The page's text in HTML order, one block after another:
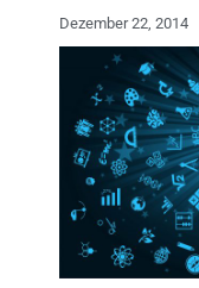
Dezember 22, 2014